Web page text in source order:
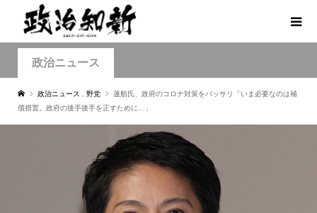
政治ニュース
政治ニュース 野党
蓮舫氏、政府のコロナ対策をバッサリ「いま必要なのは補
償措置。政府の後手後手を正すために…」